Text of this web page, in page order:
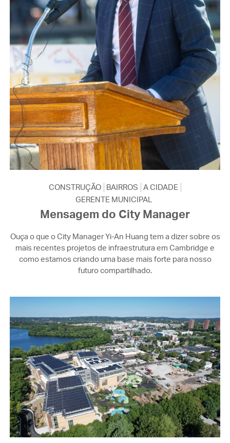
CONSTRUÇÃO BAIRROS A CIDADE
GERENTE MUNICIPAL
Mensagem do City Manager
Ouça o que o City Manager Yi-An Huang tem a dizer sobre os
mais recentes projetos de infraestrutura em Cambridge e
como estamos criando uma base mais forte para nosso
futuro compartilhado.